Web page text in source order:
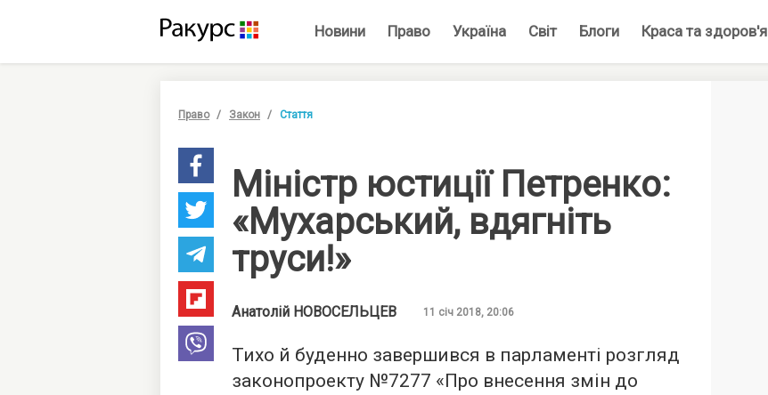
Новини Право Україна Світ Блоги Краса та здоров'я
Право Закон Стаття
Міністр юстиції Петренко:
«Мухарський, вдягніть
труси!»
Анатолій НОВОСЕЛЬЦЕВ 11 січ 2018, 20:06
Тихо й буденно завершився в парламенті розгляд
законопроекту №7277 «Про внесення змін до